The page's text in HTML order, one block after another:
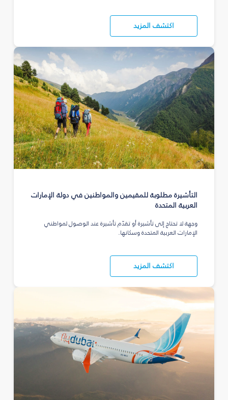
اكتشف المزيد
التأشيرة مطلوبة للمقيمين والمواطنين في دولة الإمارات
العربية المتحدة
وجهة لا تحتاج إلى تأشيرة أو تقدّم تأشيرة عند الوصول لمواطني
الإمارات العربية المتحدة وسكانها.
اكتشف المزيد